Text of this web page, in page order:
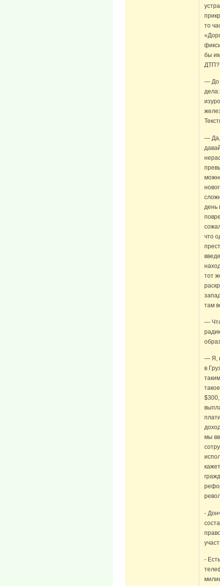
то
бы
ДТП?
— До
— Да,
день
что
тот
там
—
— Я,
в
мы
-
-